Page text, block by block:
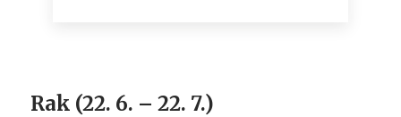
Rak (22. 6. – 22. 7.)